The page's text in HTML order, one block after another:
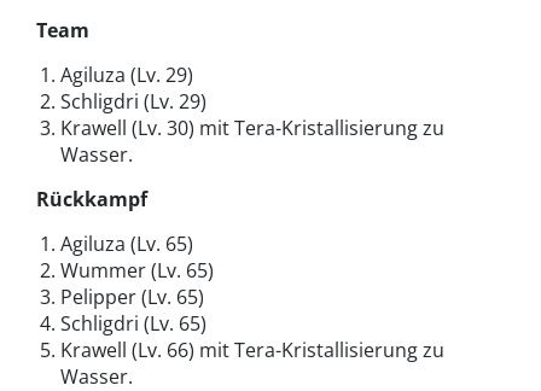
Team
Agiluza (Lv. 29)
Schligdri (Lv. 29)
Krawell (Lv. 30) mit Tera-Kristallisierung zu
Wasser.
Rückkampf
Agiluza (Lv. 65)
Wummer (Lv. 65)
Pelipper (Lv. 65)
Schligdri (Lv. 65)
Krawell (Lv. 66) mit Tera-Kristallisierung zu
Wasser.